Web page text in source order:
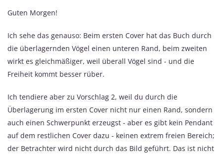
Guten Morgen!
Ich sehe das genauso: Beim ersten Cover hat das Buch durch
die überlagernden Vögel einen unteren Rand, beim zweiten
wirkt es gleichmäßiger, weil überall Vögel sind - und die
Freiheit kommt besser rüber.
Ich tendiere aber zu Vorschlag 2, weil du durch die
Überlagerung im ersten Cover nicht nur einen Rand, sondern
auch einen Schwerpunkt erzeugst - aber es gibt kein Pendant
auf dem restlichen Cover dazu - keinen extrem freien Bereich;
der Betrachter wird nicht durch das Bild geführt. Das ist nicht